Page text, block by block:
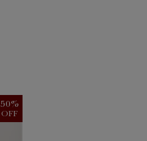
50%
OFF